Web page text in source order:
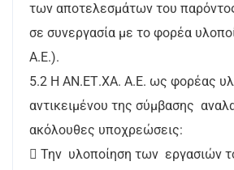
των αποτελεσμάτων του
σε συνεργασία με το φορέα
Α.Ε.).
5.2 Η ΑΝ.ΕΤ.ΧΑ. Α.Ε. ως φορέας
αντικειμένου της σύμβασης
ακόλουθες υποχρεώσεις:
 Την υλοποίηση των εργασιών